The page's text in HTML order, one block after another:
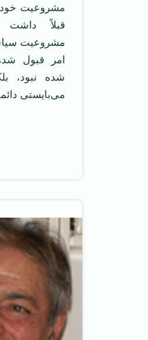
مشروعیت
قبلاً
مشروعیت
امر قبول
شده نبود،
می‌بایستی